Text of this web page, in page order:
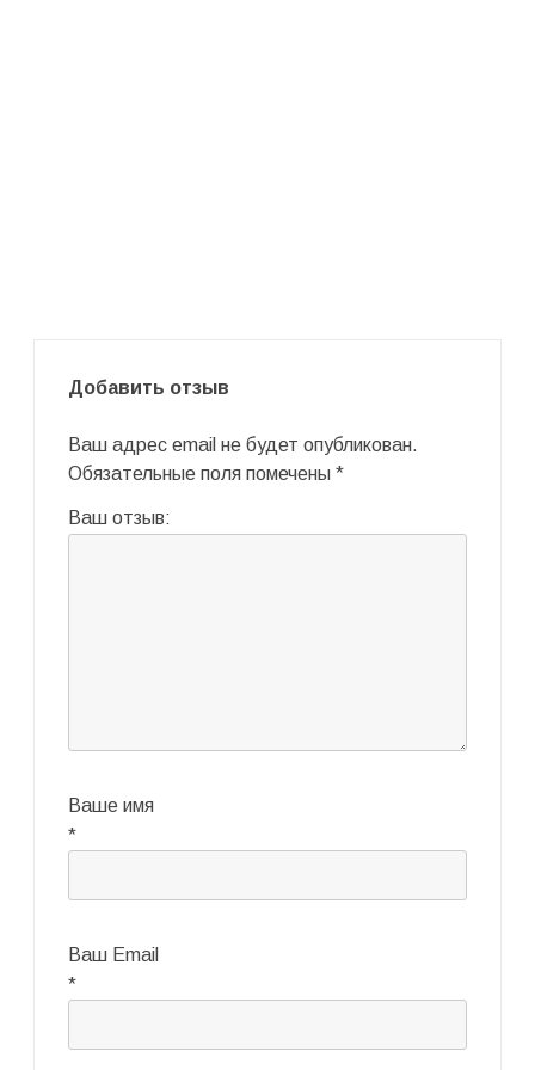
Добавить отзыв
Ваш адрес email не будет опубликован.
Обязательные поля помечены *
Ваш отзыв:
Ваше имя
*
Ваш Email
*